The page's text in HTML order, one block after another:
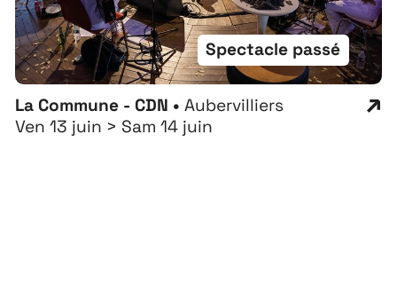
La Commune - CDN •Aubervilliers
Ven 13 juin > Sam 14 juin
Spectacle passé